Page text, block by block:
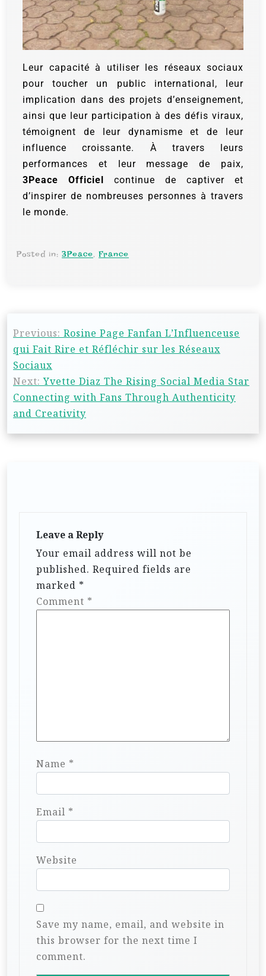
Leur capacité à utiliser les réseaux sociaux
pour toucher un public international, leur
implication dans des projets d’enseignement,
ainsi que leur participation à des défis viraux,
témoignent de leur dynamisme et de leur
influence croissante. À travers leurs
performances et leur message de paix,
3Peace Officiel continue de captiver et
d’inspirer de nombreuses personnes à travers
le monde.
Posted in: 3Peace, France
Previous: Rosine Page Fanfan L’Influenceuse
qui Fait Rire et Réfléchir sur les Réseaux
Sociaux
Next: Yvette Diaz The Rising Social Media Star
Connecting with Fans Through Authenticity
and Creativity
Leave a Reply
Your email address will not be
published. Required fields are
marked *
Comment *
Name *
Email *
Website
Save my name, email, and website in
this browser for the next time I
comment.